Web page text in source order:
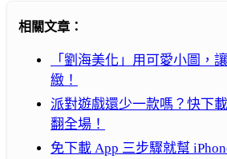
相關文章：
「劉海美化」用可愛小圖，
緻！
派對遊戲還少一款嗎？快下
翻全場！
免下載 App 三步驟就幫